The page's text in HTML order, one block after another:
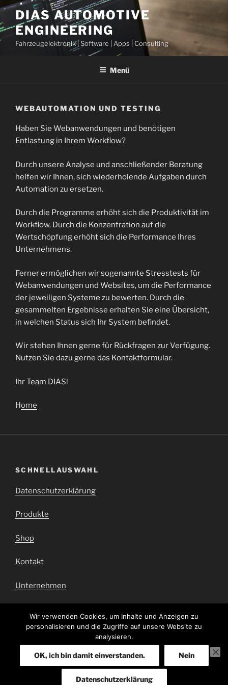
Zum
Inhalt
springen
DIAS AUTOMOTIVE
ENGINEERING
Fahrzeugelektronik | Software | Apps | Consulting
Menü
WEBAUTOMATION UND TESTING
Haben Sie Webanwendungen und benötigen
Entlastung in Ihrem Workflow?
Durch unsere Analyse und anschließender Beratung
helfen wir Ihnen, sich wiederholende Aufgaben durch
Automation zu ersetzen.
Durch die Programme erhöht sich die Produktivität im
Workflow. Durch die Konzentration auf die
Wertschöpfung erhöht sich die Performance Ihres
Unternehmens.
Ferner ermöglichen wir sogenannte Stresstests für
Webanwendungen und Websites, um die Performance
der jeweiligen Systeme zu bewerten. Durch die
gesammelten Ergebnisse erhalten Sie eine Übersicht,
in welchen Status sich Ihr System befindet.
Wir stehen Ihnen gerne für Rückfragen zur Verfügung.
Nutzen Sie dazu gerne das Kontaktformular.
Ihr Team DIAS!
Home
SCHNELLAUSWAHL
Datenschutzerklärung
Produkte
Shop
Kontakt
Unternehmen
Barrierefrei
Wir verwenden Cookies, um Inhalte und Anzeigen zu
personalisieren und die Zugriffe auf unsere Website zu
analysieren.
OK, ich bin damit einverstanden. Nein
Datenschutzerklärung